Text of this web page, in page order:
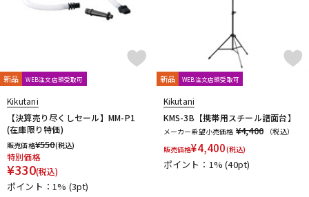
キーボード 電子ピアノ
その他楽器
アンプ エフェクター
DTM
新品 WEB注文店頭受取可
Kikutani
【決算売り尽くしセール】MM-P1
(在庫限り特価)
販売価格¥550(税込)
特別価格
¥330(税込)
ポイント：1% (3pt)
新品 WEB注文店頭受取可
Kikutani
KMS-3B【携帯用スチール譜面台】
メーカー希望小売価格 ¥4,400
（税込）
販売価格¥4,400(税込)
ポイント：1%(40pt)